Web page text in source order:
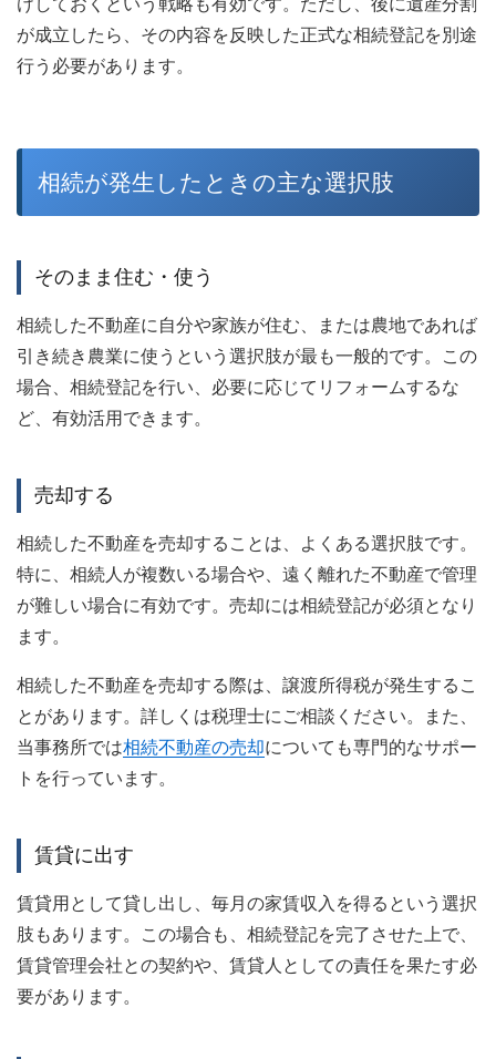
けしておくという戦略も有効です。ただし、後に遺産分割
が成立したら、その内容を反映した正式な相続登記を別途
行う必要があります。
相続が発生したときの主な選択肢
そのまま住む・使う
相続した不動産に自分や家族が住む、または農地であれば
引き続き農業に使うという選択肢が最も一般的です。この
場合、相続登記を行い、必要に応じてリフォームするな
ど、有効活用できます。
売却する
相続した不動産を売却することは、よくある選択肢です。
特に、相続人が複数いる場合や、遠く離れた不動産で管理
が難しい場合に有効です。売却には相続登記が必須となり
ます。
相続した不動産を売却する際は、譲渡所得税が発生するこ
とがあります。詳しくは税理士にご相談ください。また、
当事務所では相続不動産の売却についても専門的なサポー
トを行っています。
賃貸に出す
賃貸用として貸し出し、毎月の家賃収入を得るという選択
肢もあります。この場合も、相続登記を完了させた上で、
賃貸管理会社との契約や、賃貸人としての責任を果たす必
要があります。